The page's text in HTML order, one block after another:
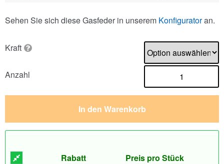
Sehen Sie sich diese Gasfeder in unserem Konfiguratoran.
Kraft
Anzahl
In den Warenkorb
Rabatt Preis pro Stück